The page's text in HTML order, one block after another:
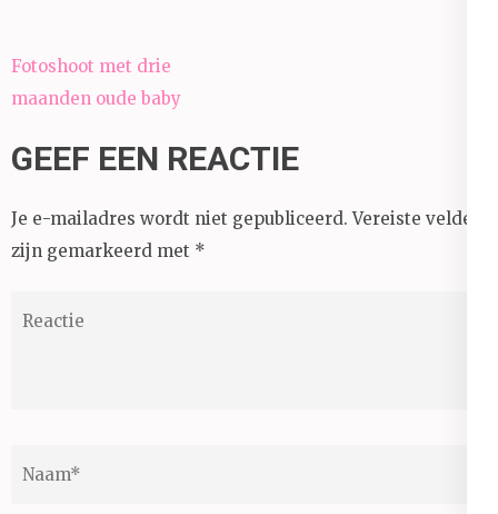
Bericht
navigatie
Fotoshoot met drie
maanden oude baby
GEEF EEN REACTIE
Je e-mailadres wordt niet gepubliceerd. Vereiste velden
zijn gemarkeerd met *